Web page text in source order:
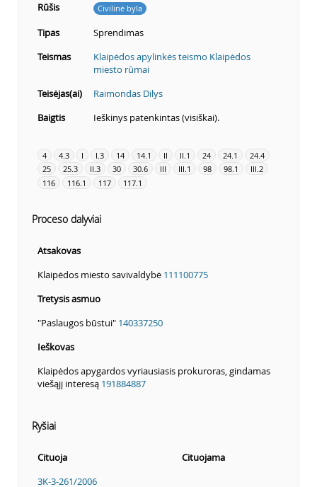
Rūšis
Civilinė byla
Tipas
Sprendimas
Teismas
Klaipėdos apylinkės teismo Klaipėdos
miesto rūmai
Teisėjas(ai)
Raimondas Dilys
Baigtis
Ieškinys patenkintas (visiškai).
4 4.3 I I.3 14 14.1 II II.1 24 24.1
24.4
25
25.3 II.3 30 30.6 III III.1 98 98.1
III.2
116
116.1 117 117.1
Proceso dalyviai
Atsakovas
Klaipėdos miesto savivaldybė 111100775
Tretysis asmuo
"Paslaugos būstui" 140337250
Ieškovas
Klaipėdos apygardos vyriausiasis prokuroras, gindamas
viešąjį interesą 191884887
Ryšiai
Cituoja
Cituojama
3K-3-261/2006